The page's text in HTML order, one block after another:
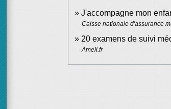
J'accompagne mon
Caisse nationale d'assurance
20 examens de suivi
Ameli.fr